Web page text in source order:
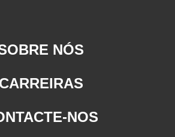
NÓS
CARREIRAS
NOS